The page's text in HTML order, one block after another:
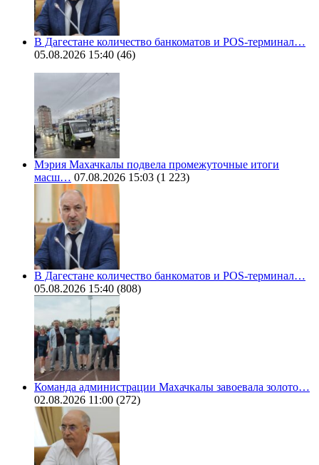
В Дагестане количество банкоматов и POS-терминал…
05.08.2026 15:40 (46)
Мэрия Махачкалы подвела промежуточные итоги
масш… 07.08.2026 15:03 (1 223)
В Дагестане количество банкоматов и POS-терминал…
05.08.2026 15:40 (808)
Команда администрации Махачкалы завоевала золото…
02.08.2026 11:00 (272)